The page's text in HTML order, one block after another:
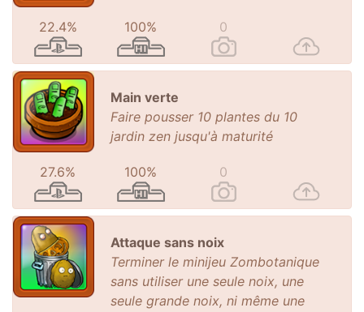
22.4% 100% 0
Main verte
Faire pousser 10 plantes du 10
jardin zen jusqu'à maturité
27.6% 100% 0
Attaque sans noix
Terminer le minijeu Zombotanique
sans utiliser une seule noix, une
seule grande noix, ni même une